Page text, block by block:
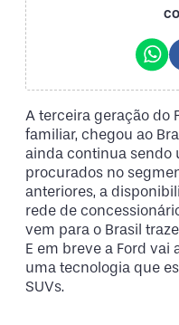
A terceira geração do
familiar, chegou ao
ainda continua sendo
procurados no
anteriores, a
rede de
vem para o Brasil
E em breve a Ford vai
uma tecnologia que
SUVs.